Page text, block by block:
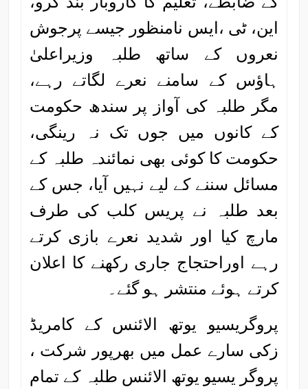
این، ٹی ،ایس نامنظور جیسے پرجوش
نعروں کے ساتھ طلبہ وزیراعلیٰ
ہاؤس کے سامنے نعرے لگاتے رہے،
مگر طلبہ کی آواز پر سندھ حکومت
کے کانوں میں جوں تک نہ رینگی،
حکومت کا کوئی بھی نمائندہ طلبہ کے
مسائل سننے کے لیے نہیں آیا، جس کے
بعد طلبہ نے پریس کلب کی طرف
مارچ کیا اور شدید نعرے بازی کرتے
رہے اوراحتجاج جاری رکھنے کا اعلان
کرتے ہوئے منتشر ہو گئے۔
پروگریسیو یوتھ الائنس کے کامریڈ
زکی سارے عمل میں بھرپور شرکت ،
پروگر یسیو یوتھ الائنس طلبہ کے تمام